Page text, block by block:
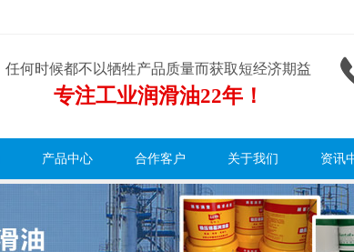
任何时候都不以牺牲产品质量而获取短经济期益
专注工业润滑油22年！
产品中心 合作客户 关于我们 资讯